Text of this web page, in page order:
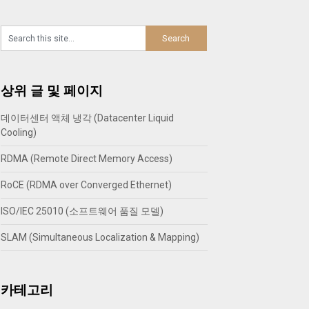
상위 글 및 페이지
데이터센터 액체 냉각 (Datacenter Liquid
Cooling)
RDMA (Remote Direct Memory Access)
RoCE (RDMA over Converged Ethernet)
ISO/IEC 25010 (소프트웨어 품질 모델)
SLAM (Simultaneous Localization & Mapping)
카테고리